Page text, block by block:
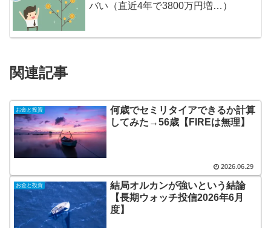
バい（直近4年で3800万円増…）
関連記事
お金と投資
何歳でセミリタイアできるか計算
してみた→56歳【FIREは無理】
2026.06.29
お金と投資
結局オルカンが強いという結論
【長期ウォッチ投信2026年6月
度】